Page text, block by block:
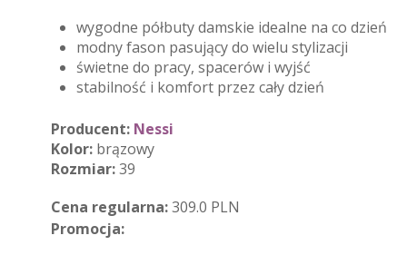
wygodne półbuty damskie idealne na co dzień
modny fason pasujący do wielu stylizacji
świetne do pracy, spacerów i wyjść
stabilność i komfort przez cały dzień
Producent: Nessi
Kolor: brązowy
Rozmiar:39
Cena regularna:309.0 PLN
Promocja: